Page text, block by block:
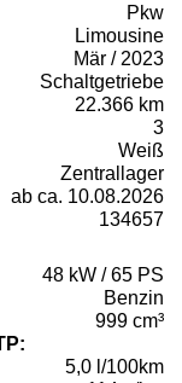
Pkw
Limousine
Mär / 2023
Schaltgetriebe
22.366 km
3
Weiß
Zentrallager
ab ca. 10.08.2026
134657
48 kW / 65 PS
Benzin
999 cm³
5,0 l/100km